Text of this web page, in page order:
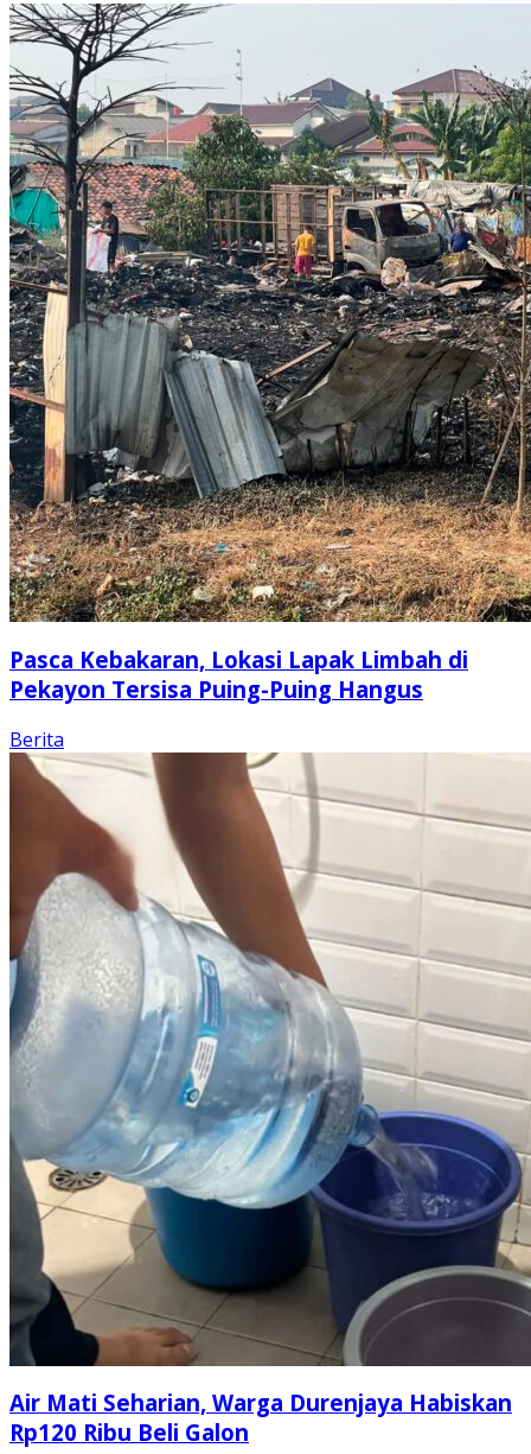
Pasca Kebakaran, Lokasi Lapak Limbah di
Pekayon Tersisa Puing-Puing Hangus
Berita
Air Mati Seharian, Warga Durenjaya Habiskan
Rp120 Ribu Beli Galon